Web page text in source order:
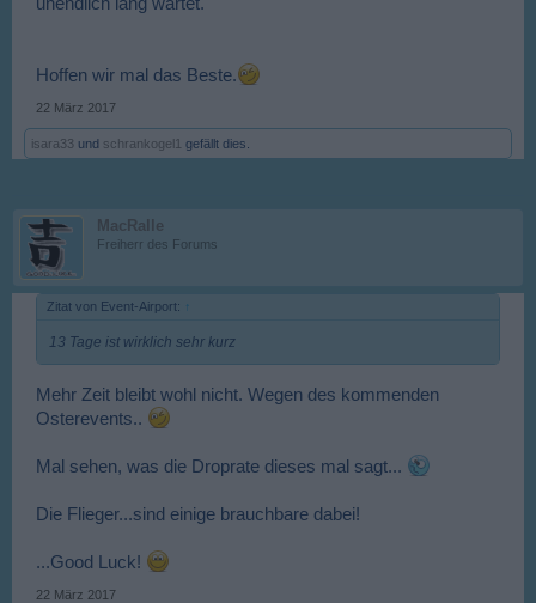
unendlich lang wartet.
Hoffen wir mal das Beste.
22 März 2017
isara33 und schrankogel1 gefällt dies.
MacRalle
Freiherr des Forums
Zitat von Event-Airport: ↑
13 Tage ist wirklich sehr kurz
Mehr Zeit bleibt wohl nicht. Wegen des kommenden
Osterevents..
Mal sehen, was die Droprate dieses mal sagt...
Die Flieger...sind einige brauchbare dabei!
...Good Luck!
22 März 2017